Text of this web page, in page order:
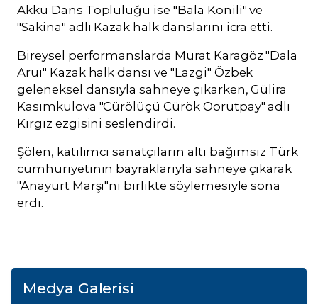
Akku Dans Topluluğu ise "Bala Konili" ve
"Sakina" adlı Kazak halk danslarını icra etti.
Bireysel performanslarda Murat Karagöz "Dala
Aruı" Kazak halk dansı ve "Lazgi" Özbek
geleneksel dansıyla sahneye çıkarken, Gülira
Kasımkulova "Cürölüçü Cürök Oorutpay" adlı
Kırgız ezgisini seslendirdi.
Şölen, katılımcı sanatçıların altı bağımsız Türk
cumhuriyetinin bayraklarıyla sahneye çıkarak
"Anayurt Marşı"nı birlikte söylemesiyle sona
erdi.
Medya Galerisi